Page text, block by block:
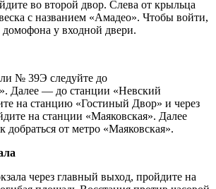
во второй двор. Слева от крыльца
с названием «Амадео». Чтобы войти,
домофона у входной двери.
№ 39Э следуйте до
Далее — до станции «Невский
на станцию «Гостиный Двор» и через
на станции «Маяковская». Далее
добраться от метро «Маяковская».
через главный выход, пройдите на